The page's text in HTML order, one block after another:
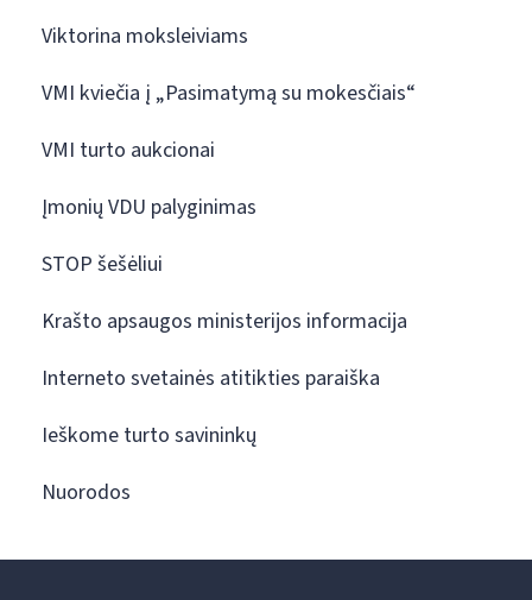
Viktorina moksleiviams
VMI kviečia į „Pasimatymą su mokesčiais“
VMI turto aukcionai
Įmonių VDU palyginimas
STOP šešėliui
Krašto apsaugos ministerijos informacija
Interneto svetainės atitikties paraiška
Ieškome turto savininkų
Nuorodos